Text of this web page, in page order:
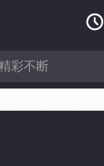
